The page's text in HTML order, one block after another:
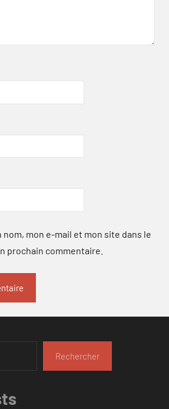
mon e-mail et mon site dans le
prochain commentaire.
Rechercher